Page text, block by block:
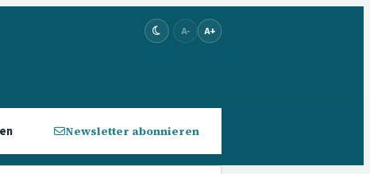
A- A+
Newsletter abonnieren